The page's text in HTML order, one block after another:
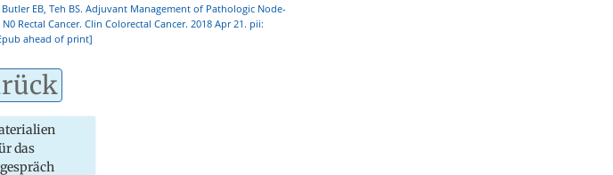
EB, Teh BS. Adjuvant Management of Pathologic Node-
Rectal Cancer. Clin Colorectal Cancer. 2018 Apr 21. pii:
ahead of print]
das